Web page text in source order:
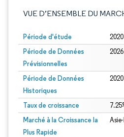
VUE D’ENSEMBLE DU
Période d'étude
Période de Données
Prévisionnelles
Période de Données
Historiques
Taux de croissance
Marché à la Croissance la
Plus Rapide